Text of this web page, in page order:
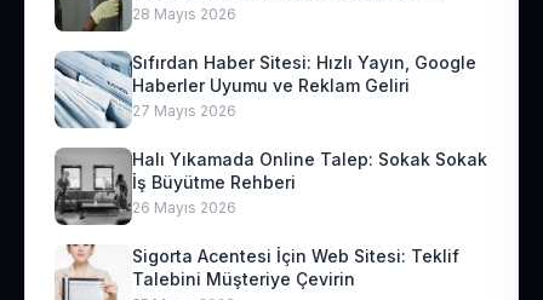
28 Mayıs 2026
Sıfırdan Haber Sitesi: Hızlı Yayın, Google
Haberler Uyumu ve Reklam Geliri
27 Mayıs 2026
Halı Yıkamada Online Talep: Sokak Sokak
İş Büyütme Rehberi
26 Mayıs 2026
Sigorta Acentesi İçin Web Sitesi: Teklif
Talebini Müşteriye Çevirin